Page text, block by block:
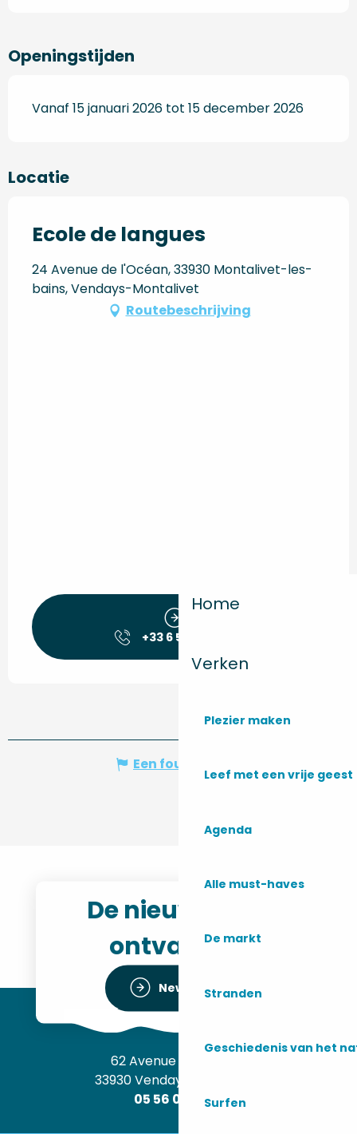
Home
Verken
Plezier maken
Leef met een vrije geest
Agenda
Alle must-haves
De markt
Stranden
Geschiedenis van het
Surfen
Openingstijden
Vanaf 15 januari 2026 tot 15 december 2026
Locatie
Ecole de langues
24 Avenue de l'Océan, 33930 Montalivet-les-
bains, Vendays-Montalivet
Routebeschrijving
+33 6 59 85 95
Een fout melden
De nieuwsbrief
ontvangen
Newsletter
62 Avenue de l’Océan
33930 Vendays-Montalivet
05 56 09 30 12